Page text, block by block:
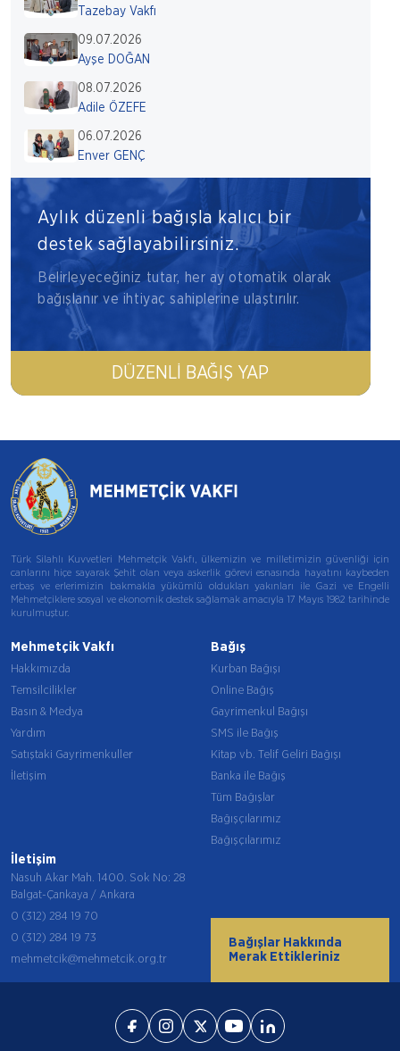
Tazebay Vakfı
09.07.2026
Ayşe DOĞAN
08.07.2026
Adile ÖZEFE
06.07.2026
Enver GENÇ
Aylık düzenli bağışla kalıcı bir
destek sağlayabilirsiniz.
Belirleyeceğiniz tutar, her ay otomatik olarak
bağışlanır ve ihtiyaç sahiplerine ulaştırılır.
DÜZENLI BAĞIŞ YAP
Türk Silahlı Kuvvetleri Mehmetçik Vakfı, ülkemizin ve milletimizin güvenliği için
canlarını hiçe sayarak Şehit olan veya askerlik görevi esnasında hayatını kaybeden
erbaş ve erlerimizin bakmakla yükümlü oldukları yakınları ile Gazi ve Engelli
Mehmetçiklere sosyal ve ekonomik destek sağlamak amacıyla 17 Mayıs 1982 tarihinde
kurulmuştur.
Mehmetçik Vakfı
Hakkımızda
Temsilcilikler
Basın & Medya
Yardım
Satıştaki Gayrimenkuller
İletişim
Bağış
Kurban Bağışı
Online Bağış
Gayrimenkul Bağışı
SMS ile Bağış
Kitap vb. Telif Geliri Bağışı
Banka ile Bağış
Tüm Bağışlar
Bağışçılarımız
Bağışçılarımız
İletişim
Nasuh Akar Mah. 1400. Sok No: 28
Balgat-Çankaya / Ankara
0 (312) 284 19 70
0 (312) 284 19 73
mehmetcik@mehmetcik.org.tr
Bağışlar Hakkında
Merak Ettikleriniz